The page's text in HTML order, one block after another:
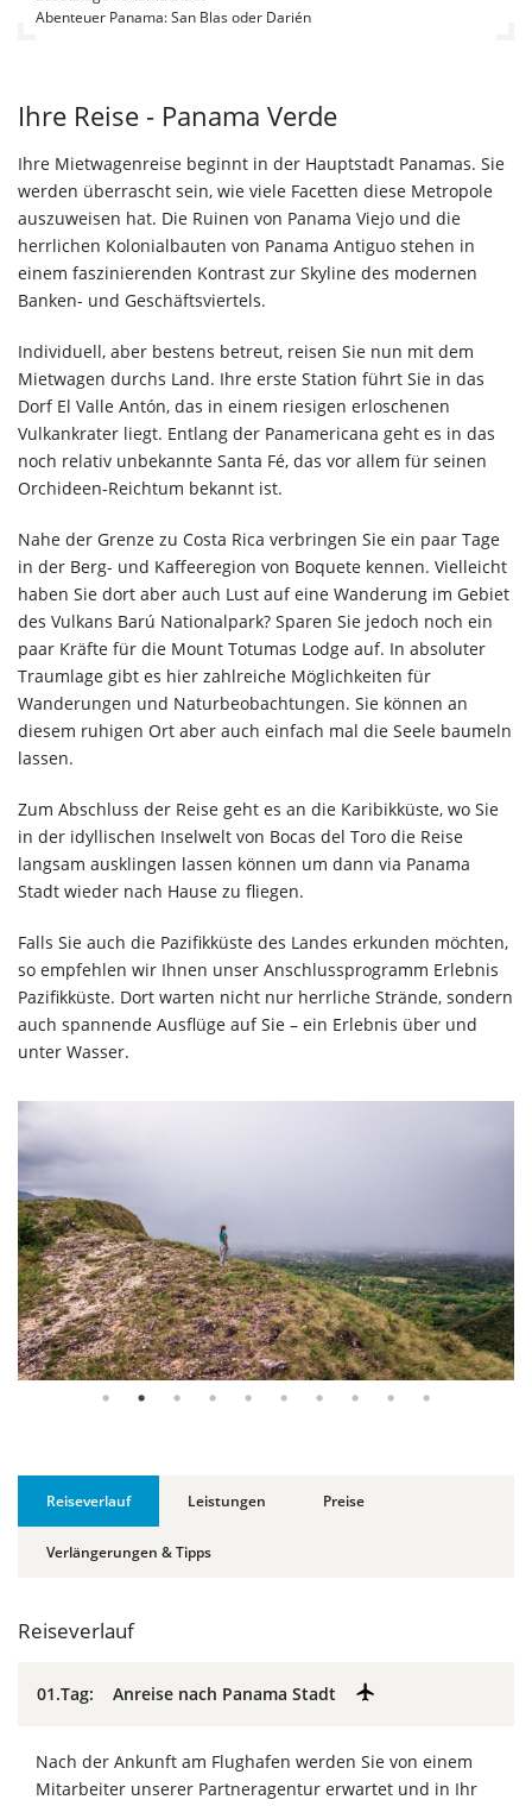
Abenteuer Panama: San Blas oder Darién
Ihre Reise - Panama Verde
Ihre Mietwagenreise beginnt in der Hauptstadt Panamas. Sie
werden überrascht sein, wie viele Facetten diese Metropole
auszuweisen hat. Die Ruinen von Panama Viejo und die
herrlichen Kolonialbauten von Panama Antiguo stehen in
einem faszinierenden Kontrast zur Skyline des modernen
Banken- und Geschäftsviertels.
Individuell, aber bestens betreut, reisen Sie nun mit dem
Mietwagen durchs Land. Ihre erste Station führt Sie in das
Dorf El Valle Antón, das in einem riesigen erloschenen
Vulkankrater liegt. Entlang der Panamericana geht es in das
noch relativ unbekannte Santa Fé, das vor allem für seinen
Orchideen-Reichtum bekannt ist.
Nahe der Grenze zu Costa Rica verbringen Sie ein paar Tage
in der Berg- und Kaffeeregion von Boquete kennen. Vielleicht
haben Sie dort aber auch Lust auf eine Wanderung im Gebiet
des Vulkans Barú Nationalpark? Sparen Sie jedoch noch ein
paar Kräfte für die Mount Totumas Lodge auf. In absoluter
Traumlage gibt es hier zahlreiche Möglichkeiten für
Wanderungen und Naturbeobachtungen. Sie können an
diesem ruhigen Ort aber auch einfach mal die Seele baumeln
lassen.
Zum Abschluss der Reise geht es an die Karibikküste, wo Sie
in der idyllischen Inselwelt von Bocas del Toro die Reise
langsam ausklingen lassen können um dann via Panama
Stadt wieder nach Hause zu fliegen.
Falls Sie auch die Pazifikküste des Landes erkunden möchten,
so empfehlen wir Ihnen unser Anschlussprogramm Erlebnis
Pazifikküste. Dort warten nicht nur herrliche Strände, sondern
auch spannende Ausflüge auf Sie – ein Erlebnis über und
unter Wasser.
Reiseverlauf Leistungen Preise
Verlängerungen & Tipps
Reiseverlauf
01.Tag: Anreise nach Panama Stadt
Nach der Ankunft am Flughafen werden Sie von einem
Mitarbeiter unserer Partneragentur erwartet und in Ihr